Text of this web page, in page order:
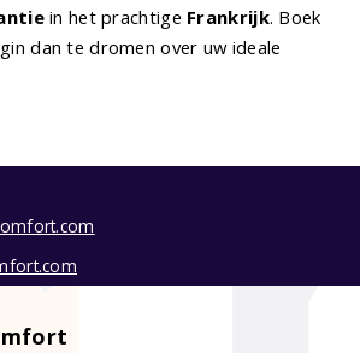
in het prachtige Frankrijk. Boek
dan te dromen over uw ideale